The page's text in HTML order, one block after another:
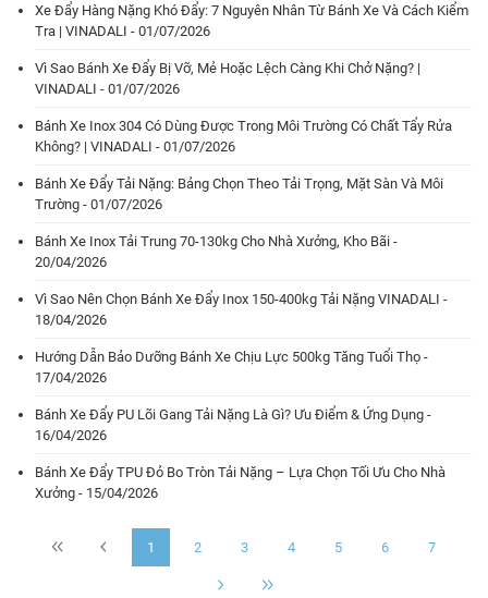
Xe Đẩy Hàng Nặng Khó Đẩy: 7 Nguyên Nhân Từ Bánh Xe Và Cách Kiểm
Tra | VINADALI - 01/07/2026
Vì Sao Bánh Xe Đẩy Bị Vỡ, Mẻ Hoặc Lệch Càng Khi Chở Nặng? |
VINADALI - 01/07/2026
Bánh Xe Inox 304 Có Dùng Được Trong Môi Trường Có Chất Tẩy Rửa
Không? | VINADALI - 01/07/2026
Bánh Xe Đẩy Tải Nặng: Bảng Chọn Theo Tải Trọng, Mặt Sàn Và Môi
Trường - 01/07/2026
Bánh Xe Inox Tải Trung 70-130kg Cho Nhà Xưởng, Kho Bãi -
20/04/2026
Vì Sao Nên Chọn Bánh Xe Đẩy Inox 150-400kg Tải Nặng VINADALI -
18/04/2026
Hướng Dẫn Bảo Dưỡng Bánh Xe Chịu Lực 500kg Tăng Tuổi Thọ -
17/04/2026
Bánh Xe Đẩy PU Lõi Gang Tải Nặng Là Gì? Ưu Điểm & Ứng Dụng -
16/04/2026
Bánh Xe Đẩy TPU Đỏ Bo Tròn Tải Nặng – Lựa Chọn Tối Ưu Cho Nhà
Xưởng - 15/04/2026
1 2 3 4 5 6 7